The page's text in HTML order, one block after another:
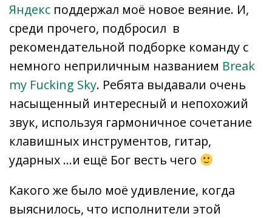
Яндекс поддержал моё новое веяние. И,
среди прочего, подбросил в
рекомендательной подборке команду с
немного неприличным названием Break
my Fucking Sky. Ребята выдавали очень
насыщенный интересный и непохожий
звук, используя гармоничное сочетание
клавишных инструментов, гитар,
ударных …и ещё Бог весть чего
Какого же было моё удивление, когда
выяснилось, что исполнители этой